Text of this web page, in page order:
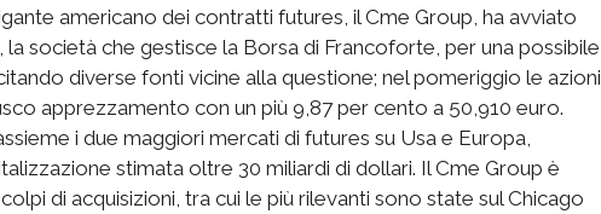
americano dei contratti futures, il Cme Group, ha avviato
società che gestisce la Borsa di Francoforte, per una possibile
diverse fonti vicine alla questione; nel pomeriggio le azioni
apprezzamento con un più 9,87 per cento a 50,910 euro.
i due maggiori mercati di futures su Usa e Europa,
stimata oltre 30 miliardi di dollari. Il Cme Group è
di acquisizioni, tra cui le più rilevanti sono state sul Chicago